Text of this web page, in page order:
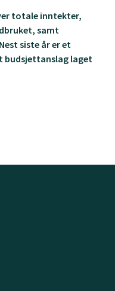
totale inntekter,
samt
siste år er et
budsjettanslag laget